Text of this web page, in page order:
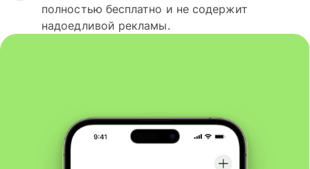
полностью бесплатно и не содержит
надоедливой рекламы.